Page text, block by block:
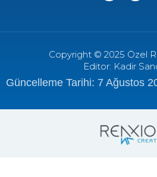
Copyright © 2025 Özel
Editor: Kadir
Güncelleme Tarihi: 7 Ağustos